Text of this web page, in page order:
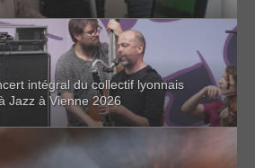
intégral du collectif lyonnais
Jazz à Vienne 2026